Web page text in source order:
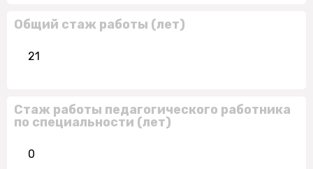
Общий стаж работы (лет)
21
Стаж работы педагогического работника
по специальности (лет)
0